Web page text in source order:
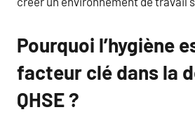
Pourquoi l’hygiène
facteur clé dans la
QHSE ?